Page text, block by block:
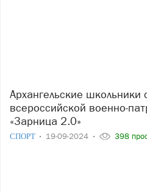
Архангельские школьники стали победителями
всероссийской военно-
«Зарница 2.0»
СПОРТ 19-09-2024 398